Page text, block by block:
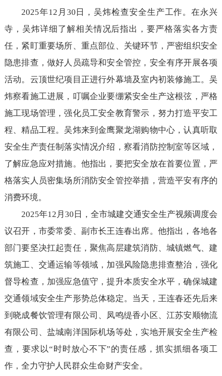
2025年12月30日，吴炜检查安全生产工作。在永兴
寺，吴炜详细了解相关情况后指出，要严格落实各方责
任，紧盯重要场所、重点部位、关键环节，严密组织安全
隐患排查，做好人员疏导和安全管控，安全有序开展各项
活动。云顶世纪项目正进行外幕墙及室内初装修施工。吴
炜察看施工进展，叮嘱企业要绷紧安全生产这根弦，严格
施工现场管理，强化员工安全教育警示，努力打造平安工
程、精品工程。吴炜来到金鹰聚龙湖购物中心，认真听取
安全生产责任制落实情况介绍，察看消防控制室等区域，
了解应急应对措施。他指出，要把安全放在首要位置，严
格落实人员密集场所消防安全管控举措，营造平安有序的
消费环境。
2025年12月30日，全市城建交通安全生产视频调度会
议召开，市委常委、副市长王连春出席。他指出，各地各
部门要坚决扛起责任，聚焦高层建筑消防、城镇燃气、建
筑施工、交通运输等领域，加强风险隐患排查整治，强化
督导检查，加强应急值守，提升本质安全水平，确保城建
交通领域安全生产形势总体稳定。当天，王连春还先后来
到晓成餐饮管理有限公司、凤鸣缇香小区、江苏安顺物流
有限公司、盐城南洋国际机场等处，实地开展安全生产检
查，要求以“时时放心不下”的责任感，抓实抓细各项工
作，全力守护人民群众生命财产安全。